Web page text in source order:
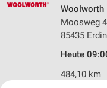
Woolworth
Moosweg 4
85435
Heute
484,10 km